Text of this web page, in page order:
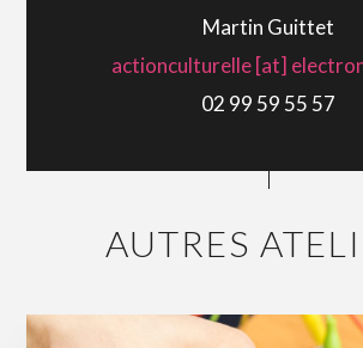
Martin Guittet
actionculturelle [at]
02 99 59 55 57
AUTRES